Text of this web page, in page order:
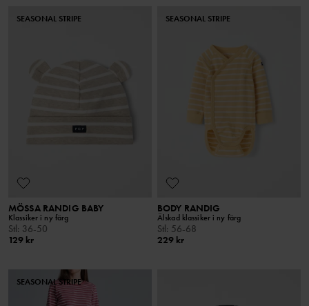
SEASONAL STRIPE
MÖSSA RANDIG BABY
Klassiker i ny färg
Stl : 36-50
129 kr
SEASONAL STRIPE
BODY RANDIG
Älskad klassiker i ny färg
Stl : 56-68
229 kr
SEASONAL STRIPE